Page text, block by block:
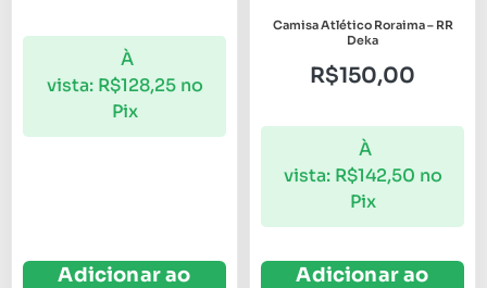
À
vista: R$128,25 no
Pix
Adicionar ao
Camisa Atlético Roraima – RR
Deka
R$150,00
À
vista: R$142,50 no
Pix
Adicionar ao